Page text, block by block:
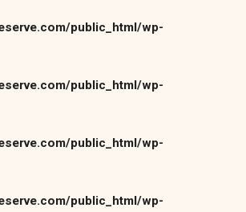
public_html/wp-
public_html/wp-
public_html/wp-
public_html/wp-